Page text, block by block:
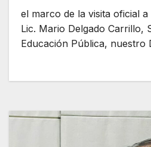
el marco de la visita oficial
Lic. Mario Delgado Carrillo,
Educación Pública, nuestro